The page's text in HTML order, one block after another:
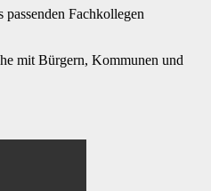
Fachkollegen
mit Bürgern, Kommunen und